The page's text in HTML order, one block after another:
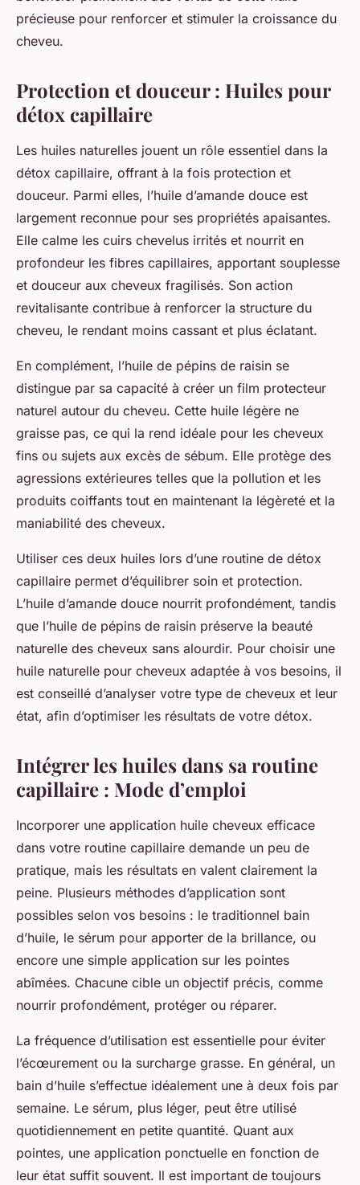
précieuse pour renforcer et stimuler la croissance du
cheveu.
Protection et douceur : Huiles pour
détox capillaire
Les huiles naturelles jouent un rôle essentiel dans la
détox capillaire, offrant à la fois protection et
douceur. Parmi elles, l’huile d’amande douce est
largement reconnue pour ses propriétés apaisantes.
Elle calme les cuirs chevelus irrités et nourrit en
profondeur les fibres capillaires, apportant souplesse
et douceur aux cheveux fragilisés. Son action
revitalisante contribue à renforcer la structure du
cheveu, le rendant moins cassant et plus éclatant.
En complément, l’huile de pépins de raisin se
distingue par sa capacité à créer un film protecteur
naturel autour du cheveu. Cette huile légère ne
graisse pas, ce qui la rend idéale pour les cheveux
fins ou sujets aux excès de sébum. Elle protège des
agressions extérieures telles que la pollution et les
produits coiffants tout en maintenant la légèreté et la
maniabilité des cheveux.
Utiliser ces deux huiles lors d’une routine de détox
capillaire permet d’équilibrer soin et protection.
L’huile d’amande douce nourrit profondément, tandis
que l’huile de pépins de raisin préserve la beauté
naturelle des cheveux sans alourdir. Pour choisir une
huile naturelle pour cheveux adaptée à vos besoins, il
est conseillé d’analyser votre type de cheveux et leur
état, afin d’optimiser les résultats de votre détox.
Intégrer les huiles dans sa routine
capillaire : Mode d’emploi
Incorporer une application huile cheveux efficace
dans votre routine capillaire demande un peu de
pratique, mais les résultats en valent clairement la
peine. Plusieurs méthodes d’application sont
possibles selon vos besoins : le traditionnel bain
d’huile, le sérum pour apporter de la brillance, ou
encore une simple application sur les pointes
abîmées. Chacune cible un objectif précis, comme
nourrir profondément, protéger ou réparer.
La fréquence d’utilisation est essentielle pour éviter
l’écœurement ou la surcharge grasse. En général, un
bain d’huile s’effectue idéalement une à deux fois par
semaine. Le sérum, plus léger, peut être utilisé
quotidiennement en petite quantité. Quant aux
pointes, une application ponctuelle en fonction de
leur état suffit souvent. Il est important de toujours